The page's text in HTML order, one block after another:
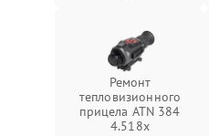
Ремонт
тепловизионного
прицела ATN 384
4.518x